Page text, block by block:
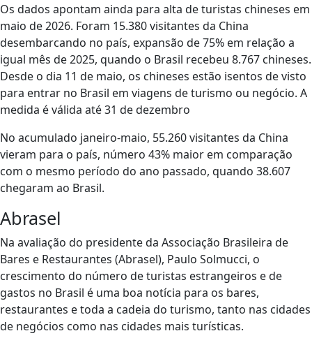
Os dados apontam ainda para alta de turistas chineses em
maio de 2026. Foram 15.380 visitantes da China
desembarcando no país, expansão de 75% em relação a
igual mês de 2025, quando o Brasil recebeu 8.767 chineses.
Desde o dia 11 de maio, os chineses estão isentos de visto
para entrar no Brasil em viagens de turismo ou negócio. A
medida é válida até 31 de dezembro
No acumulado janeiro-maio, 55.260 visitantes da China
vieram para o país, número 43% maior em comparação
com o mesmo período do ano passado, quando 38.607
chegaram ao Brasil.
Abrasel
Na avaliação do presidente da Associação Brasileira de
Bares e Restaurantes (Abrasel), Paulo Solmucci, o
crescimento do número de turistas estrangeiros e de
gastos no Brasil é uma boa notícia para os bares,
restaurantes e toda a cadeia do turismo, tanto nas cidades
de negócios como nas cidades mais turísticas.